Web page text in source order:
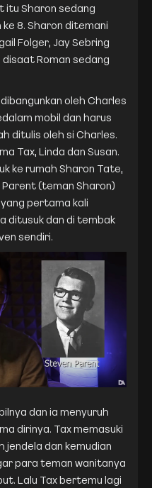
itu Sharon sedang
8. Sharon ditemani
Folger, Jay Sebring
Roman sedang
oleh Charles
mobil dan harus
ditulis oleh si Charles.
Tax, Linda dan Susan.
ke rumah Sharon Tate,
(teman Sharon)
pertama kali
ditusuk dan di tembak
sendiri.
dan ia menyuruh
dirinya. Tax memasuki
jendela dan kemudian
para teman wanitanya
Lalu Tax bertemu lagi